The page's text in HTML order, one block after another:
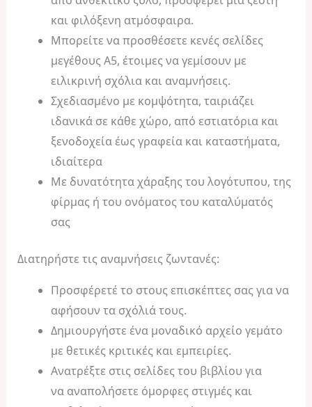
και φιλόξενη ατμόσφαιρα.
Μπορείτε να προσθέσετε κενές σελίδες
μεγέθους Α5, έτοιμες να γεμίσουν με
ειλικρινή σχόλια και αναμνήσεις.
Σχεδιασμένο με κομψότητα, ταιριάζει
ιδανικά σε κάθε χώρο, από εστιατόρια και
ξενοδοχεία έως γραφεία και καταστήματα,
ιδιαίτερα
Με δυνατότητα χάραξης του λογότυπου, της
φίρμας ή του ονόματος του καταλύματός
σας
Διατηρήστε τις αναμνήσεις ζωντανές:
Προσφέρετέ το στους επισκέπτες σας για να
αφήσουν τα σχόλιά τους.
Δημιουργήστε ένα μοναδικό αρχείο γεμάτο
με θετικές κριτικές και εμπειρίες.
Ανατρέξτε στις σελίδες του βιβλίου για
να αναπολήσετε όμορφες στιγμές και